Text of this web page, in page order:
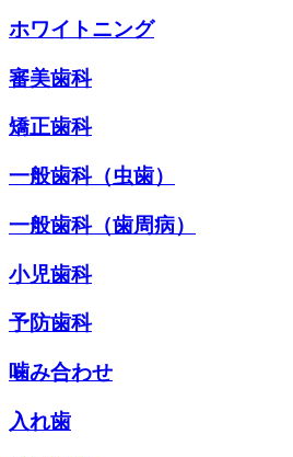
ホワイトニング
審美歯科
矯正歯科
一般歯科（虫歯）
一般歯科（歯周病）
小児歯科
予防歯科
噛み合わせ
入れ歯